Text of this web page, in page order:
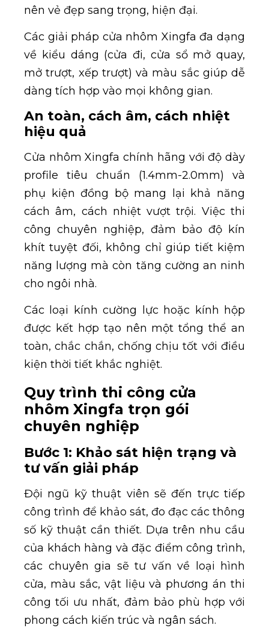
nên vẻ đẹp sang trọng, hiện đại.
Các giải pháp cửa nhôm Xingfa đa dạng
về kiểu dáng (cửa đi, cửa sổ mở quay,
mở trượt, xếp trượt) và màu sắc giúp dễ
dàng tích hợp vào mọi không gian.
An toàn, cách âm, cách nhiệt
hiệu quả
Cửa nhôm Xingfa chính hãng với độ dày
profile tiêu chuẩn (1.4mm-2.0mm) và
phụ kiện đồng bộ mang lại khả năng
cách âm, cách nhiệt vượt trội. Việc thi
công chuyên nghiệp, đảm bảo độ kín
khít tuyệt đối, không chỉ giúp tiết kiệm
năng lượng mà còn tăng cường an ninh
cho ngôi nhà.
Các loại kính cường lực hoặc kính hộp
được kết hợp tạo nên một tổng thể an
toàn, chắc chắn, chống chịu tốt với điều
kiện thời tiết khắc nghiệt.
Quy trình thi công cửa
nhôm Xingfa trọn gói
chuyên nghiệp
Bước 1: Khảo sát hiện trạng và
tư vấn giải pháp
Đội ngũ kỹ thuật viên sẽ đến trực tiếp
công trình để khảo sát, đo đạc các thông
số kỹ thuật cần thiết. Dựa trên nhu cầu
của khách hàng và đặc điểm công trình,
các chuyên gia sẽ tư vấn về loại hình
cửa, màu sắc, vật liệu và phương án thi
công tối ưu nhất, đảm bảo phù hợp với
phong cách kiến trúc và ngân sách.